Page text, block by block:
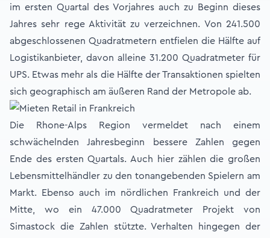
im ersten Quartal des Vorjahres auch zu Beginn dieses
Jahres sehr rege Aktivität zu verzeichnen. Von 241.500
abgeschlossenen Quadratmetern entfielen die Hälfte auf
Logistikanbieter, davon alleine 31.200 Quadratmeter für
UPS. Etwas mehr als die Hälfte der Transaktionen spielten
sich geographisch am äußeren Rand der Metropole ab.
Die Rhone-Alps Region vermeldet nach einem
schwächelnden Jahresbeginn bessere Zahlen gegen
Ende des ersten Quartals. Auch hier zählen die großen
Lebensmittelhändler zu den tonangebenden Spielern am
Markt. Ebenso auch im nördlichen Frankreich und der
Mitte, wo ein 47.000 Quadratmeter Projekt von
Simastock die Zahlen stützte. Verhalten hingegen der